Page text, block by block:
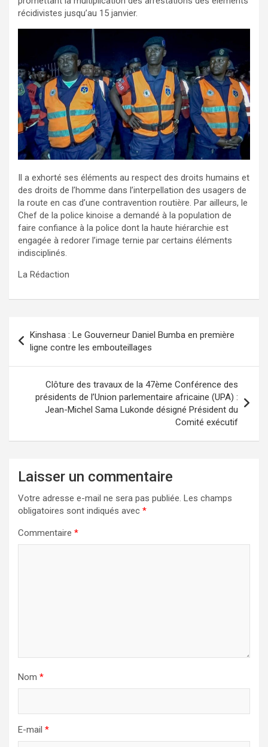
récidivistes jusqu’au 15 janvier.
Il a exhorté ses éléments au respect des droits humains et
des droits de l’homme dans l’interpellation des usagers de
la route en cas d’une contravention routière. Par ailleurs, le
Chef de la police kinoise a demandé à la population de
faire confiance à la police dont la haute hiérarchie est
engagée à redorer l’image ternie par certains éléments
indisciplinés.
La Rédaction
de
l’article
Kinshasa : Le Gouverneur Daniel Bumba en première
ligne contre les embouteillages
Clôture des travaux de la 47ème Conférence des
présidents de l’Union parlementaire africaine (UPA) :
Jean-Michel Sama Lukonde désigné Président du
Comité exécutif
Laisser un commentaire
Votre adresse e-mail ne sera pas publiée. Les champs
obligatoires sont indiqués avec *
Commentaire *
Nom *
E-mail *